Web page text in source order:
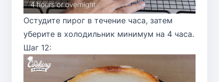
Остудите пирог в течение часа, затем
уберите в холодильник минимум на 4 часа.
Шаг 12: